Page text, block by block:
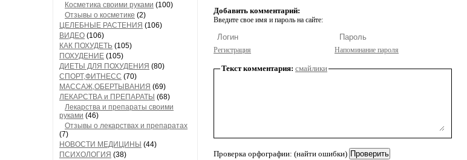
Косметика своими руками (100)
Отзывы о косметике (2)
ЦЕЛЕБНЫЕ РАСТЕНИЯ (106)
ВИДЕО (106)
КАК ПОХУДЕТЬ (105)
ПОХУДЕНИЕ (105)
ДИЕТЫ ДЛЯ ПОХУДЕНИЯ (80)
СПОРТ,ФИТНЕСС (70)
МАССАЖ,ОБЕРТЫВАНИЯ (69)
ЛЕКАРСТВА и ПРЕПАРАТЫ (68)
Лекарства и препараты своими
руками (46)
Отзывы о лекарствах и препаратах
(7)
НОВОСТИ МЕДИЦИНЫ (44)
ПСИХОЛОГИЯ (38)
Добавить комментарий:
Введите свое имя и пароль на сайте:
Регистрация Напоминание пароля
Текст комментария: смайлики
Проверка орфографии: (найти ошибки)